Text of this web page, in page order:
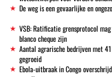
De weg is een gevaarlijke en
VSB: Ratificatie grensprotocol mag
blanco cheque zijn
Aantal agrarische bedrijven met
gegroeid
Ebola-uitbraak in Congo